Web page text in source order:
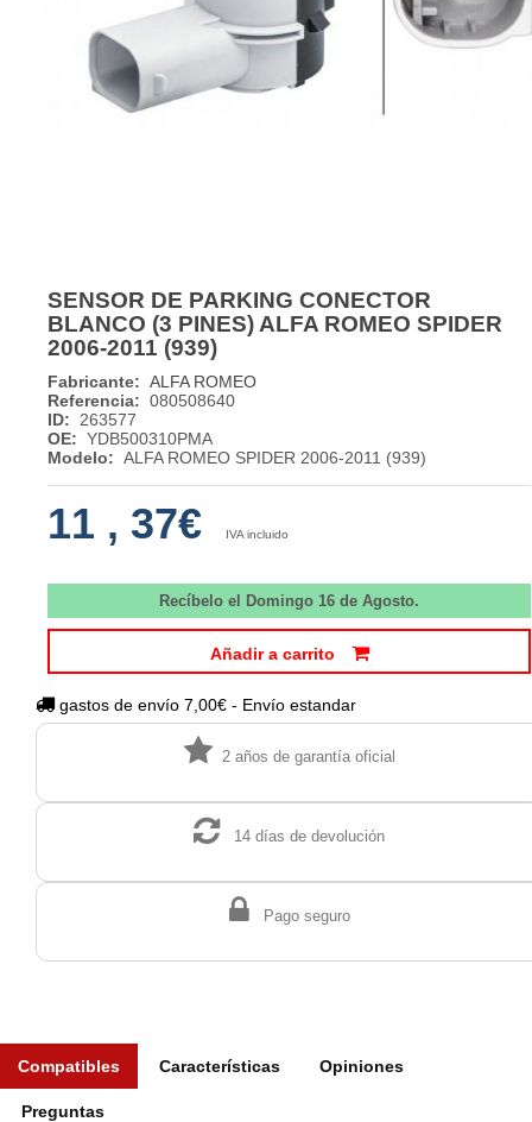
SENSOR DE PARKING CONECTOR
BLANCO (3 PINES) ALFA ROMEO SPIDER
2006-2011 (939)
Fabricante: ALFA ROMEO
Referencia: 080508640
ID:
263577
OE: YDB500310PMA
Modelo: ALFA ROMEO SPIDER 2006-2011 (939)
11 , 37€ IVA incluido
Recíbelo el Domingo 16 de Agosto.
Añadir a carrito
gastos de envío 7,00€ - Envío estandar
2 años de garantía oficial
14 días de devolución
Pago seguro
Compatibles Características Opiniones
Preguntas